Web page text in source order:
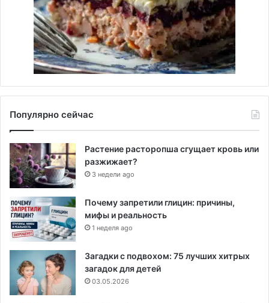
Популярно сейчас
Растение расторопша сгущает кровь или
разжижает?
3 недели ago
Почему запретили глицин: причины,
мифы и реальность
1 неделя ago
Загадки с подвохом: 75 лучших хитрых
загадок для детей
03.05.2026